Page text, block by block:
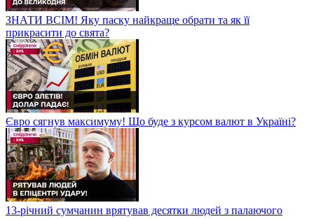
ЗНАТИ ВСІМ! Яку паску найкраще обрати та як її
прикрасити до свята?
Євро сягнув максимуму! Що буде з курсом валют в Україні?
13-річний сумчанин врятував десятки людей з палаючого